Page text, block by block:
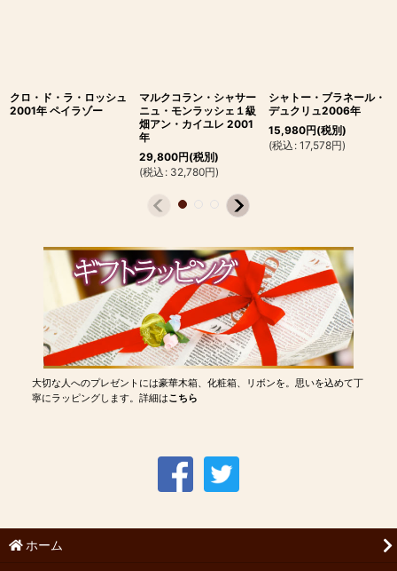
クロ・ド・ラ・ロッシュ
2001年 ペイラゾー
マルクコラン・シャサー
ニュ・モンラッシェ１級
畑アン・カイユレ 2001
年
29,800円(税別)
(税込 : 32,780円)
シャトー・ブラネール・
デュクリュ2006年
15,980円(税別)
(税込 : 17,578円)
大切な人へのプレゼントには豪華木箱、化粧箱、リボンを。思いを込めて丁
寧にラッピングします。詳細はこちら
ホーム